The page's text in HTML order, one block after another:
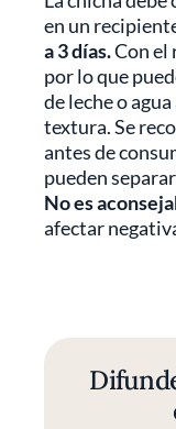
en un
a 3 días.Con el
por lo que
de leche o
textura. Se
antes de
pueden
No es
afectar